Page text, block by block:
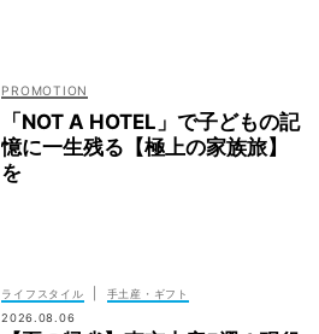
「NOT A HOTEL」で子どもの記
憶に一生残る【極上の家族旅】
を
ライフスタイル
手土産・ギフト
2026.08.06